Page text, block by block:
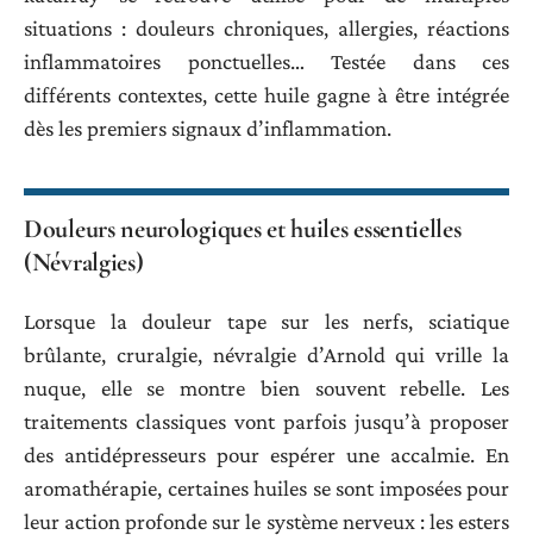
situations : douleurs chroniques, allergies, réactions
inflammatoires ponctuelles… Testée dans ces
différents contextes, cette huile gagne à être intégrée
dès les premiers signaux d’inflammation.
Douleurs neurologiques et huiles essentielles
(Névralgies)
Lorsque la douleur tape sur les nerfs, sciatique
brûlante, cruralgie, névralgie d’Arnold qui vrille la
nuque, elle se montre bien souvent rebelle. Les
traitements classiques vont parfois jusqu’à proposer
des antidépresseurs pour espérer une accalmie. En
aromathérapie, certaines huiles se sont imposées pour
leur action profonde sur le système nerveux : les esters